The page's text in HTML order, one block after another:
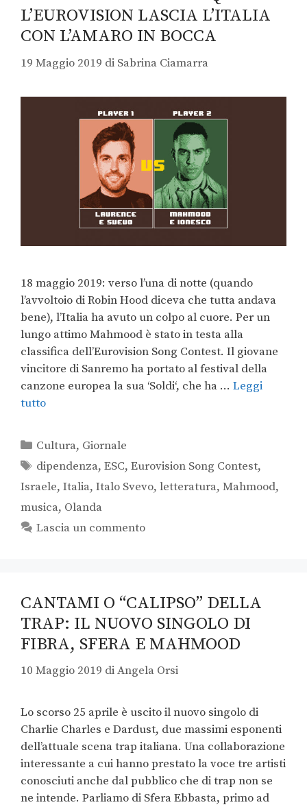
L’EUROVISION LASCIA L’ITALIA
CON L’AMARO IN BOCCA
19 Maggio 2019 di Sabrina Ciamarra
18 maggio 2019: verso l’una di notte (quando
l’avvoltoio di Robin Hood diceva che tutta andava
bene), l’Italia ha avuto un colpo al cuore. Per un
lungo attimo Mahmood è stato in testa alla
classifica dell’Eurovision Song Contest. Il giovane
vincitore di Sanremo ha portato al festival della
canzone europea la sua ‘Soldi‘, che ha … Leggi
tutto
Cultura, Giornale
dipendenza,ESC,Eurovision Song Contest,
Israele, Italia, Italo Svevo, letteratura, Mahmood,
musica, Olanda
Lascia un commento
CANTAMI O “CALIPSO” DELLA
TRAP: IL NUOVO SINGOLO DI
FIBRA, SFERA E MAHMOOD
10 Maggio 2019 diAngela Orsi
Lo scorso 25 aprile è uscito il nuovo singolo di
Charlie Charles e Dardust, due massimi esponenti
dell’attuale scena trap italiana. Una collaborazione
interessante a cui hanno prestato la voce tre artisti
conosciuti anche dal pubblico che di trap non se
ne intende. Parliamo di Sfera Ebbasta, primo ad